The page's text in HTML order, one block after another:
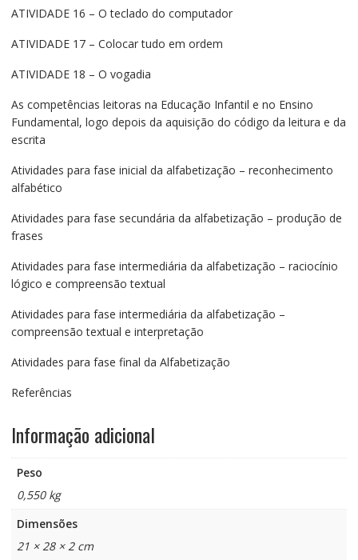
ATIVIDADE 16 – O teclado do computador
ATIVIDADE 17 – Colocar tudo em ordem
ATIVIDADE 18 – O vogadia
As competências leitoras na Educação Infantil e no Ensino
Fundamental, logo depois da aquisição do código da leitura e da
escrita
Atividades para fase inicial da alfabetização – reconhecimento
alfabético
Atividades para fase secundária da alfabetização – produção de
frases
Atividades para fase intermediária da alfabetização – raciocínio
lógico e compreensão textual
Atividades para fase intermediária da alfabetização –
compreensão textual e interpretação
Atividades para fase final da Alfabetização
Referências
Informação adicional
Peso
0,550 kg
Dimensões
21 × 28 × 2 cm